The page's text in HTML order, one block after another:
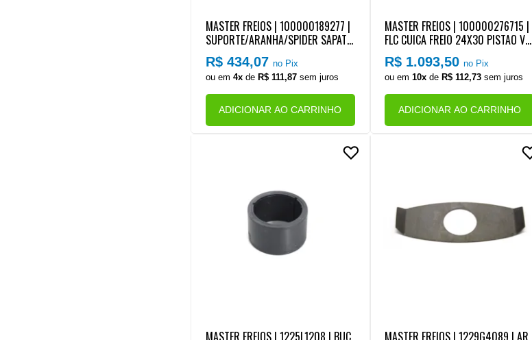
MASTER FREIOS | 100000189277 |
SUPORTE/ARANHA/SPIDER SAPATA
/PATIM FREIO TRASEIRO LD VW MIC
RO ONIBUS 9180/10180/11180 EUR
O 6 | FORD CARGO 1119 (SUSPENSA
O MECANICA)
R$ 434,07 no Pix
ou em 4xde R$ 111,87sem juros
ADICIONAR AO CARRINHO
MASTER FREIOS | 100000276715 |
FLC CUICA FREIO 24X30 PISTAO VH
O VW CONSTELLATION EURO 6 (EIX
O POSTERIOR)
R$ 1.093,50no Pix
ou em10x de R$ 112,73 sem juros
ADICIONAR AO CARRINHO